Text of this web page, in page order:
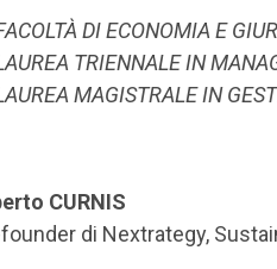
DI ECONOMIA E
TRIENNALE IN
MAGISTRALE IN
CURNIS
di Nextrategy,